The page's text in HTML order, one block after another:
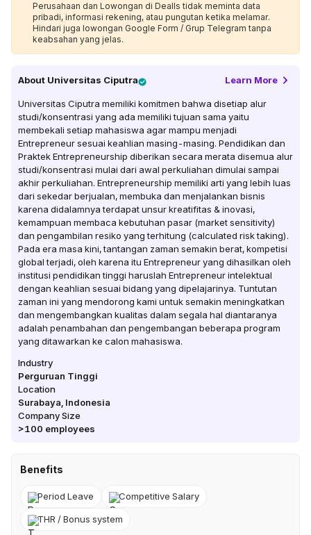
Perusahaan dan Lowongan di Dealls tidak meminta data
pribadi, informasi rekening, atau pungutan ketika melamar.
Hindari juga lowongan Google Form / Grup Telegram tanpa
keabsahan yang jelas.
About Universitas Ciputra Learn More
Universitas Ciputra memiliki komitmen bahwa disetiap alur
studi/konsentrasi yang ada memiliki tujuan sama yaitu
membekali setiap mahasiswa agar mampu menjadi
Entrepreneur sesuai keahlian masing-masing. Pendidikan dan
Praktek Entrepreneurship diberikan secara merata disemua alur
studi/konsentrasi mulai dari awal perkuliahan dimulai sampai
akhir perkuliahan. Entrepreneurship memiliki arti yang lebih luas
dari sekedar berjualan, membuka dan menjalankan bisnis
karena didalamnya terdapat unsur kreatifitas & inovasi,
kemampuan membaca kebutuhan pasar (market sensitivity)
dan pengambilan resiko yang terhitung (calculated risk taking).
Pada era masa kini, tantangan zaman semakin berat, kompetisi
global terjadi, oleh karena itu Entrepreneur yang dihasilkan oleh
institusi pendidikan tinggi haruslah Entrepreneur intelektual
dengan keahlian sesuai bidang yang dipelajarinya. Tuntutan
zaman ini yang mendorong kami untuk semakin meningkatkan
dan mengembangkan kualitas dalam segala hal diantaranya
adalah penambahan dan pengembangan beberapa program
yang ditawarkan ke calon mahasiswa.
Industry
Perguruan Tinggi
Location
Surabaya Indonesia
Company Size
>100 employees
Benefits
Period Leave Competitive Salary
THR / Bonus system